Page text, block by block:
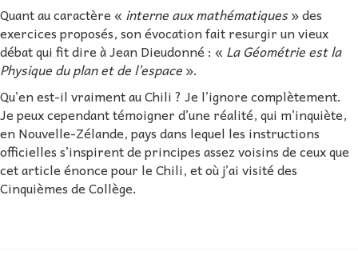
Quant au caractère « interne aux mathématiques» des
exercices proposés, son évocation fait resurgir un vieux
débat qui fit dire à Jean Dieudonné : « La Géométrie est la
Physique du plan et de l’espace».
Qu’en est-il vraiment au Chili ? Je l’ignore complètement.
Je peux cependant témoigner d’une réalité, qui m’inquiète,
en Nouvelle-Zélande, pays dans lequel les instructions
officielles s’inspirent de principes assez voisins de ceux que
cet article énonce pour le Chili, et où j’ai visité des
Cinquièmes de Collège.